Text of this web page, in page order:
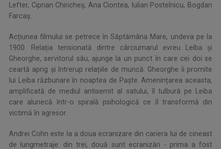
Lefter, Ciprian Chiricheș, Ana Ciontea, Iulian Postelnicu, Bogdan
Farcaș.
Acțiunea filmului se petrece în Săptămâna Mare, undeva pe la
1900. Relația tensionată dintre cârciumarul evreu Leiba și
Gheorghe, servitorul său, ajunge la un punct în care cei doi se
ceartă aprig și întrerup relațiile de muncă. Gheorghe îi promite
lui Leiba răzbunare în noaptea de Paște. Amenințarea aceasta,
amplificată de mediul antisemit al satului, îl tulbură pe Leiba
care alunecă într-o spirală psihologică ce îl transformă din
victimă în agresor.
Andrei Cohn este la a doua ecranizare din cariera lui de cineast
de lungmetraje: din trei, două sunt ecranizări - prima a fost